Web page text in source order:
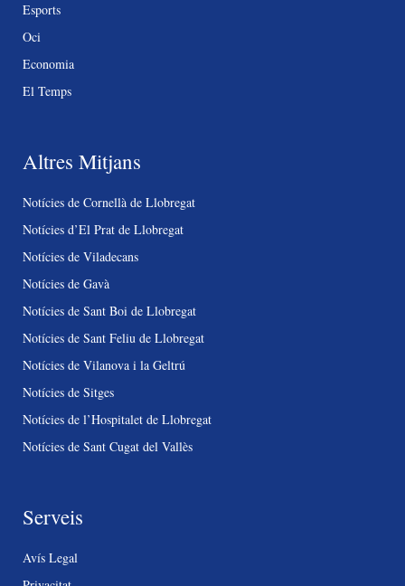
Esports
Oci
Economia
El Temps
Altres Mitjans
Notícies de Cornellà de Llobregat
Notícies d’El Prat de Llobregat
Notícies de Viladecans
Notícies de Gavà
Notícies de Sant Boi de Llobregat
Notícies de Sant Feliu de Llobregat
Notícies de Vilanova i la Geltrú
Notícies de Sitges
Notícies de l’Hospitalet de Llobregat
Notícies de Sant Cugat del Vallès
Serveis
Avís Legal